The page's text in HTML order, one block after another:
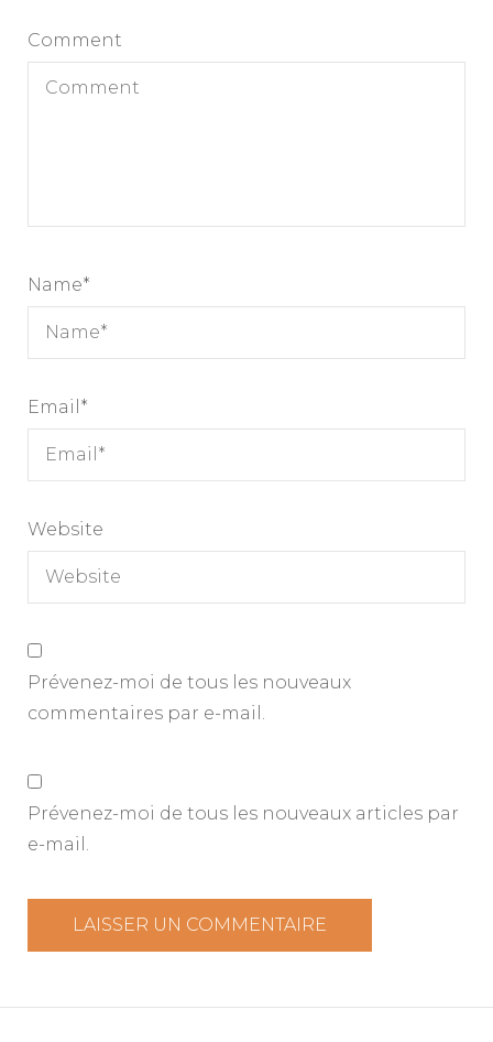
Comment
Name*
Email *
Website
Prévenez-moi de tous les nouveaux
commentaires par e-mail.
Prévenez-moi de tous les nouveaux articles par
e-mail.